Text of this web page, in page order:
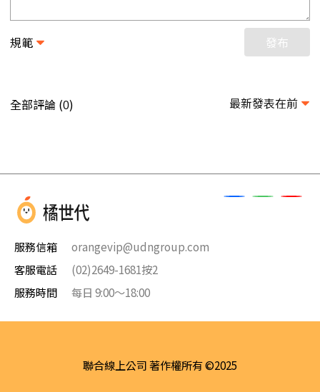
規範 發布
全部評論 (0) 最新發表在前
服務信箱
orangevip@udngroup.com
客服電話
(02)2649-1681按2
服務時間
每日 9:00～18:00
聯合線上公司 著作權所有 ©2025